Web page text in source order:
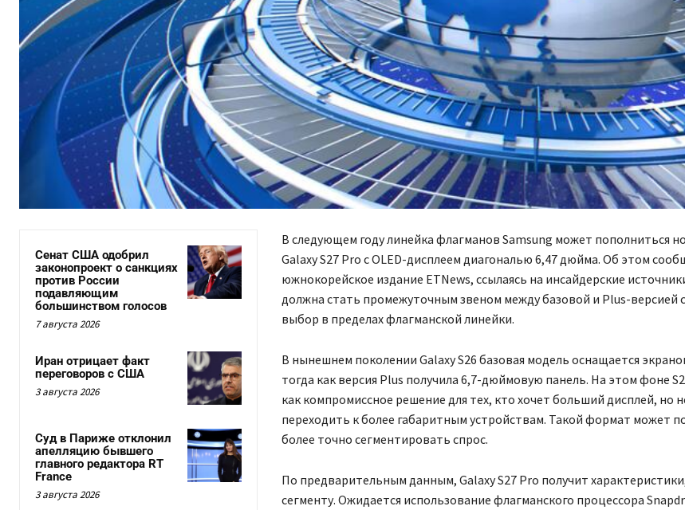
Сенат США одобрил
законопроект о санкциях
против России
подавляющим
большинством голосов
7 августа 2026
Иран отрицает факт
переговоров с США
3 августа 2026
Суд в Париже отклонил
апелляцию бывшего
главного редактора RT
France
3 августа 2026
В следующем году линейка флагманов Samsung может пополниться
Galaxy S27 Pro с OLED-дисплеем диагональю 6,47 дюйма. Об этом
южнокорейское издание ETNews, ссылаясь на инсайдерские
должна стать промежуточным звеном между базовой и Plus-версией
выбор в пределах флагманской линейки.
В нынешнем поколении Galaxy S26 базовая модель оснащается
тогда как версия Plus получила 6,7-дюймовую панель. На этом фоне
как компромиссное решение для тех, кто хочет больший дисплей, но
переходить к более габаритным устройствам. Такой формат может
более точно сегментировать спрос.
По предварительным данным, Galaxy S27 Pro получит
сегменту. Ожидается использование флагманского процессора